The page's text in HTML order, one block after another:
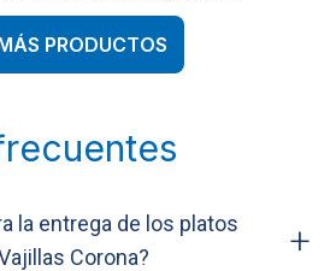
PRODUCTOS
la entrega de los platos
Corona?
+